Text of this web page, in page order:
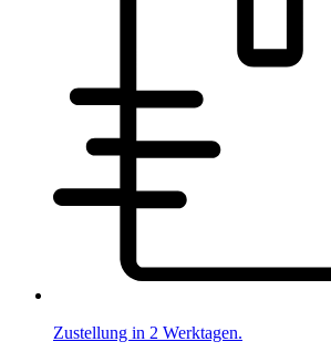
Zustellung in 2 Werktagen.